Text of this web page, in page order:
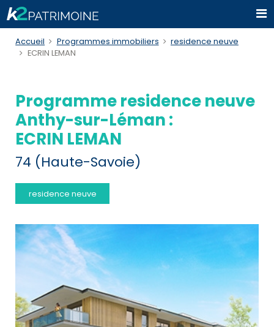
Accueil Programmes immobiliers
residence neuve
ECRIN LEMAN
Programme residence neuve
Anthy-sur-Léman :
ECRIN LEMAN
74 (Haute-Savoie)
residence neuve